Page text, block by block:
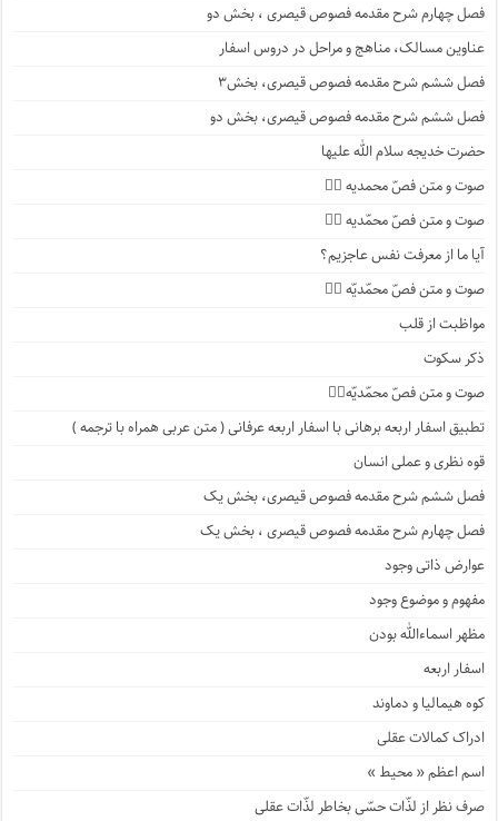
فصل چهارم شرح مقدمه فصوص قیصری ، بخش دو
عناوین مسالک، مناهج و مراحل در دروس اسفار
فصل ششم شرح مقدمه فصوص قیصری، بخش۳
فصل ششم شرح مقدمه فصوص قیصری، بخش دو
حضرت خدیجه سلام الله علیها
صوت و متن فصّ محمدیه ۴️⃣
صوت و متن فصّ محمّدیه ۳️⃣
آیا ما از معرفت نفس عاجزیم؟
صوت و متن فصّ محمّدیّه ۲️⃣
مواظبت از قلب
ذکر سکوت
صوت و متن فصّ محمّدیّه۱️⃣
تطبیق اسفار اربعه برهانی با اسفار اربعه عرفانی ( متن عربی همراه با ترجمه )
قوه نظری و عملی انسان
فصل ششم شرح مقدمه فصوص قیصری، بخش یک
فصل چهارم شرح مقدمه فصوص قیصری ، بخش یک
عوارض ذاتی وجود
مفهوم و موضوع وجود
مظهر اسماءالله بودن
اسفار اربعه
کوه هیمالیا و دماوند
ادراک کمالات عقلی
اسم اعظم « محیط »
صرف نظر از لذّات حسّی بخاطر لذّات عقلی